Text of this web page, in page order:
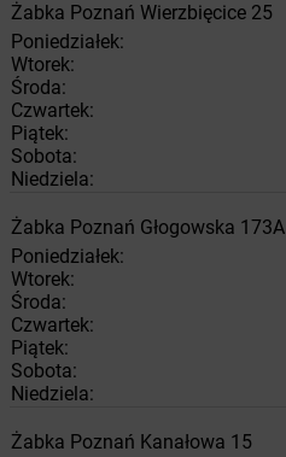
Żabka Poznań Wierzbięcice 25
Poniedziałek:
Wtorek:
Środa:
Czwartek:
Piątek:
Sobota:
Niedziela:
Żabka Poznań Głogowska 173A
Poniedziałek:
Wtorek:
Środa:
Czwartek:
Piątek:
Sobota:
Niedziela:
Żabka Poznań Kanałowa 15